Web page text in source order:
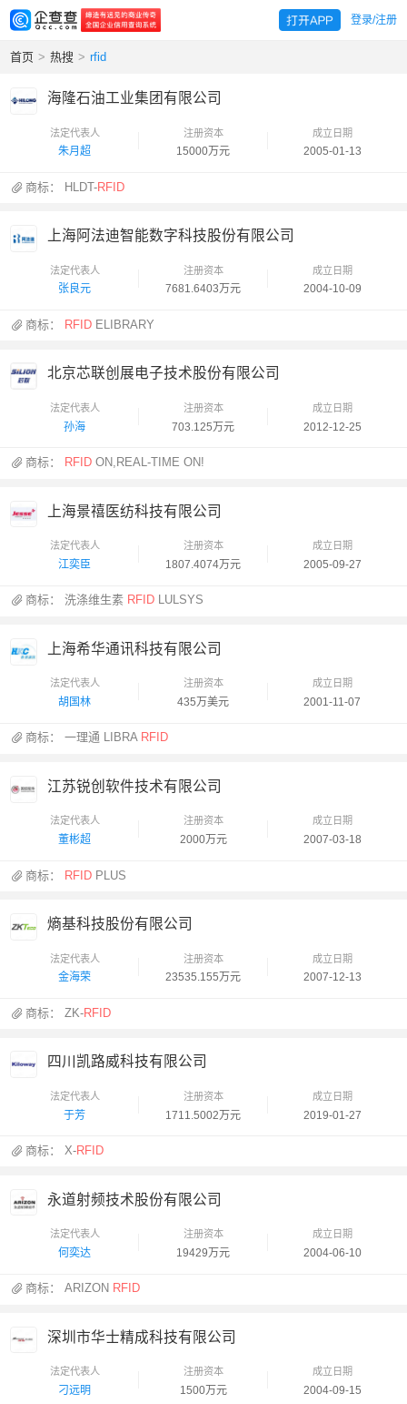
登录/注册
首页 > 热搜 > rfid
海隆石油工业集团有限公司
法定代表人
朱月超
注册资本
15000万元
成立日期
2005-01-13
商标： HLDT-RFID
上海阿法迪智能数字科技股份有限公司
法定代表人
张良元
注册资本
7681.6403万元
成立日期
2004-10-09
商标： RFID ELIBRARY
北京芯联创展电子技术股份有限公司
法定代表人
孙海
注册资本
703.125万元
成立日期
2012-12-25
商标： RFID ON,REAL-TIME ON!
上海景禧医纺科技有限公司
法定代表人
江奕臣
注册资本
1807.4074万元
成立日期
2005-09-27
商标：洗涤维生素 RFID LULSYS
上海希华通讯科技有限公司
法定代表人
胡国林
注册资本
435万美元
成立日期
2001-11-07
商标：一理通 LIBRA RFID
江苏锐创软件技术有限公司
法定代表人
董彬超
注册资本
2000万元
成立日期
2007-03-18
商标： RFID PLUS
熵基科技股份有限公司
法定代表人
金海荣
注册资本
23535.155万元
成立日期
2007-12-13
商标：ZK-RFID
四川凯路威科技有限公司
法定代表人
于芳
注册资本
1711.5002万元
成立日期
2019-01-27
商标： X-RFID
永道射频技术股份有限公司
法定代表人
何奕达
注册资本
19429万元
成立日期
2004-06-10
商标：ARIZON RFID
深圳市华士精成科技有限公司
法定代表人
刁远明
注册资本
1500万元
成立日期
2004-09-15